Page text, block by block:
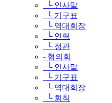
└ 인사말
└ 기구표
└ 역대회장
└ 연혁
└ 정관
- 협의회
└ 인사말
└ 기구표
└ 역대회장
└ 회칙